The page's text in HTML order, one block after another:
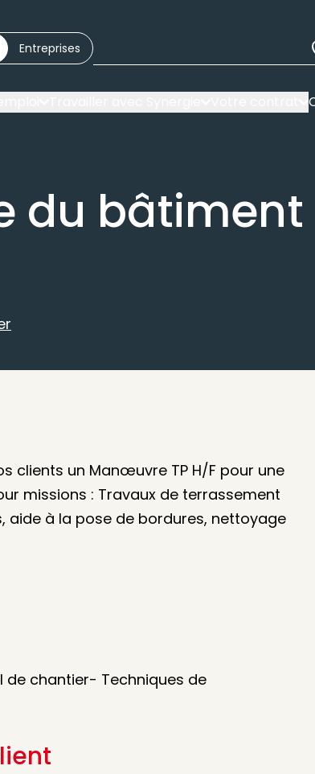
Entreprises
du bâtiment
clients un Manœuvre TP H/F pour une
missions : Travaux de terrassement
aide à la pose de bordures, nettoyage
de chantier- Techniques de